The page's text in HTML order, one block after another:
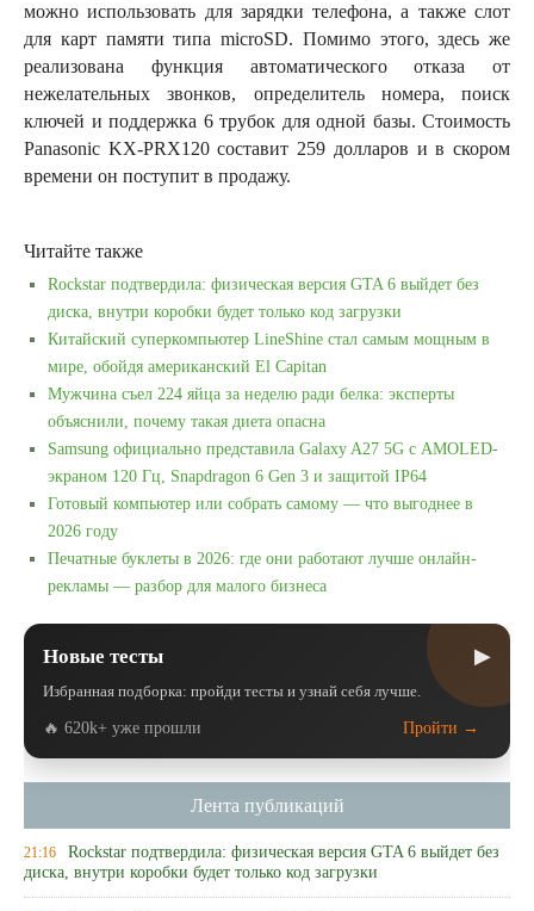
можно использовать для зарядки телефона, а также слот
для карт памяти типа microSD. Помимо этого, здесь же
реализована функция автоматического отказа от
нежелательных звонков, определитель номера, поиск
ключей и поддержка 6 трубок для одной базы. Стоимость
Panasonic KX-PRX120 составит 259 долларов и в скором
времени он поступит в продажу.
Читайте также
Rockstar подтвердила: физическая версия GTA 6 выйдет без
диска, внутри коробки будет только код загрузки
Китайский суперкомпьютер LineShine стал самым мощным в
мире, обойдя американский El Capitan
Мужчина съел 224 яйца за неделю ради белка: эксперты
объяснили, почему такая диета опасна
Samsung официально представила Galaxy A27 5G с AMOLED-
экраном 120 Гц, Snapdragon 6 Gen 3 и защитой IP64
Готовый компьютер или собрать самому — что выгоднее в
2026 году
Печатные буклеты в 2026: где они работают лучше онлайн-
рекламы — разбор для малого бизнеса
Новые тесты ▶
Избранная подборка: пройди тесты и узнай себя лучше.
🔥 620k+ уже прошли Пройти →
Лента публикаций
21:16 Rockstar подтвердила: физическая версия GTA 6 выйдет без
диска, внутри коробки будет только код загрузки